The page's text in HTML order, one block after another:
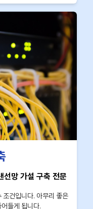
선망 가설 구축 전문
조건입니다. 아무리 좋은
들게 됩니다.